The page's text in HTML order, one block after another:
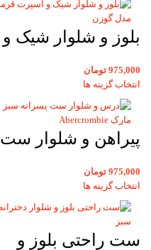
بلوز و شلوار شیک و
گوزن سایز35و40
975,000 تومان
انتخاب گزینه ها
پیراهن و شلوار ست
تیره مارک
Abercrombie
975,000 تومان
انتخاب گزینه ها
ست راحتی بلوز و